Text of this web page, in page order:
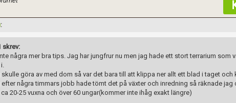
:
skrev:
några mer bra tips. Jag har jungfrur nu men jag hade ett stort terrarium som
skulle göra av med dom så var det bara till att klippa ner allt ett blad i taget
efter några timmars jobb hade tömt det på växter och inredning så räknade
ca 20-25 vuxna och över 60 ungar(kommer inte ihåg exakt längre)
Terms of Service